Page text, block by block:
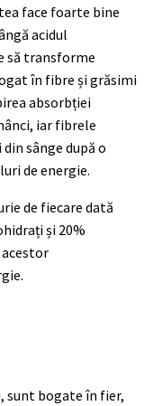
face foarte bine
acidul
să transforme
în fibre și grăsimi
absorbției
iar fibrele
sânge după o
de energie.
de fiecare dată
și 20%
sunt bogate în fier,